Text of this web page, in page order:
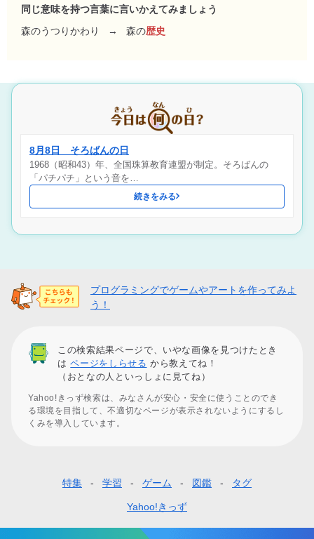
同じ意味を持つ言葉に言いかえてみましょう
森のうつりかわり
→ 森の歴史
8月8日 そろばんの日
1968（昭和43）年、全国珠算教育連盟が制定。そろばんの
「パチパチ」という音を…
続きをみる
プログラミングでゲームやアートを作ってみよ
う！
この検索結果ページで、いやな画像を見つけたとき
はページをしらせる から教えてね！
（おとなの人といっしょに見てね）
Yahoo!きっず検索は、みなさんが安心・安全に使うことのでき
る環境を目指して、不適切なページが表示されないようにするし
くみを導入しています。
タ
特集 学習 ゲーム 図鑑 タグ
Yahoo!きっず